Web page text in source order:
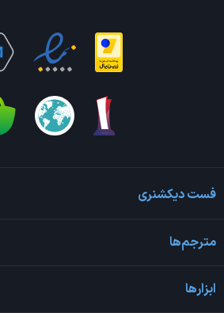
فست دیکشنری
مترجم‌ها
ابزارها